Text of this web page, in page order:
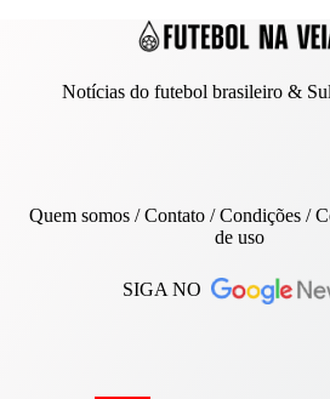
Notícias do futebol brasileiro &
Quem somos/Contato/ Condições /
de uso
SIGA NO